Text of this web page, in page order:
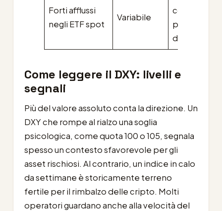
Forti afflussi
negli ETF spot
Variabile
con il DXY
più
debole
Come leggere il DXY: livelli e
segnali
Più del valore assoluto conta la direzione. Un
DXY che rompe al rialzo una soglia
psicologica, come quota 100 o 105, segnala
spesso un contesto sfavorevole per gli
asset rischiosi. Al contrario, un indice in calo
da settimane è storicamente terreno
fertile per il rimbalzo delle cripto. Molti
operatori guardano anche alla velocità del